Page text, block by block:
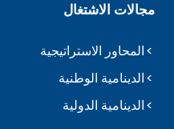
مجالات الاشتغال
المحاور الاستراتيجية
الدينامية الوطنية
الدينامية الدولية